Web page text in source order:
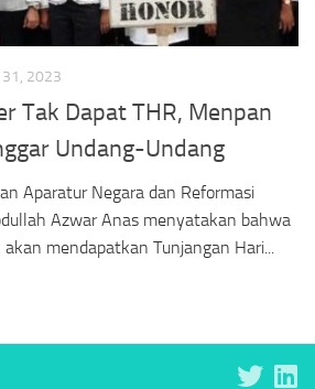
31, 2023
Tak Dapat THR, Menpan
Undang-Undang
Aparatur Negara dan Reformasi
Azwar Anas menyatakan bahwa
mendapatkan Tunjangan Hari...